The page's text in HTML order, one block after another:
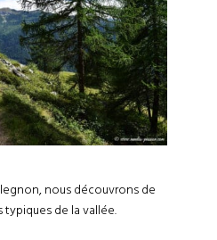
nous découvrons de
typiques de la vallée.